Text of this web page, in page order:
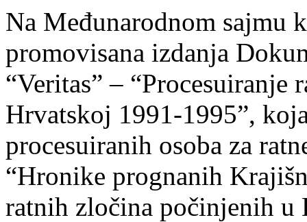
Na Međunarodnom sajmu
promovisana izdanja
“Veritas” –
Hrvatskoj 1991-1995”,
procesuiranih osoba za
“Hronike prognanih
ratnih zločina počinjenih